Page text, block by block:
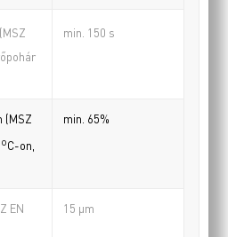
min. 150 s
(MSZ
oC-on,
min. 65%
EN
15 µm